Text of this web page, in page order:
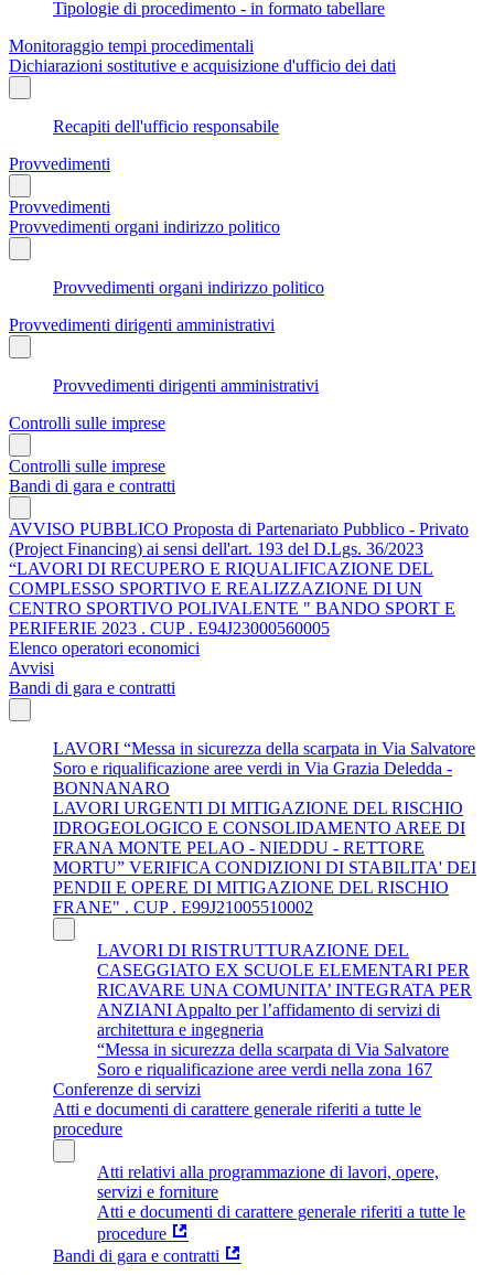
Tipologie di procedimento - in formato tabellare
Monitoraggio tempi procedimentali
Dichiarazioni sostitutive e acquisizione d'ufficio dei dati
Recapiti dell'ufficio responsabile
Provvedimenti
Provvedimenti
Provvedimenti organi indirizzo politico
Provvedimenti organi indirizzo politico
Provvedimenti dirigenti amministrativi
Provvedimenti dirigenti amministrativi
Controlli sulle imprese
Controlli sulle imprese
Bandi di gara e contratti
AVVISO PUBBLICO Proposta di Partenariato Pubblico - Privato
(Project Financing) ai sensi dell'art. 193 del D.Lgs. 36/2023
“LAVORI DI RECUPERO E RIQUALIFICAZIONE DEL
COMPLESSO SPORTIVO E REALIZZAZIONE DI UN
CENTRO SPORTIVO POLIVALENTE " BANDO SPORT E
PERIFERIE 2023 . CUP . E94J23000560005
Elenco operatori economici
Avvisi
Bandi di gara e contratti
LAVORI “Messa in sicurezza della scarpata in Via Salvatore
Soro e riqualificazione aree verdi in Via Grazia Deledda -
BONNANARO
LAVORI URGENTI DI MITIGAZIONE DEL RISCHIO
IDROGEOLOGICO E CONSOLIDAMENTO AREE DI
FRANA MONTE PELAO - NIEDDU - RETTORE
MORTU” VERIFICA CONDIZIONI DI STABILITA' DEI
PENDII E OPERE DI MITIGAZIONE DEL RISCHIO
FRANE" . CUP . E99J21005510002
LAVORI DI RISTRUTTURAZIONE DEL
CASEGGIATO EX SCUOLE ELEMENTARI PER
RICAVARE UNA COMUNITA’ INTEGRATA PER
ANZIANI Appalto per l’affidamento di servizi di
architettura e ingegneria
“Messa in sicurezza della scarpata di Via Salvatore
Soro e riqualificazione aree verdi nella zona 167
Conferenze di servizi
Atti e documenti di carattere generale riferiti a tutte le
procedure
Atti relativi alla programmazione di lavori, opere,
servizi e forniture
Atti e documenti di carattere generale riferiti a tutte le
procedure
Bandi di gara e contratti